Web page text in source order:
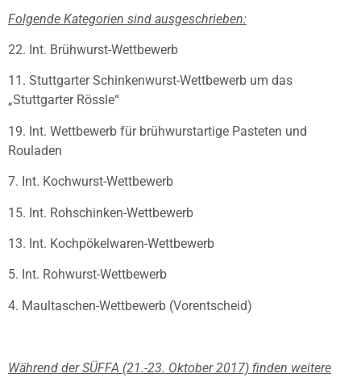
Folgende Kategorien sind ausgeschrieben:
22. Int. Brühwurst-Wettbewerb
11. Stuttgarter Schinkenwurst-Wettbewerb um das
„Stuttgarter Rössle“
19. Int. Wettbewerb für brühwurstartige Pasteten und
Rouladen
7. Int. Kochwurst-Wettbewerb
15. Int. Rohschinken-Wettbewerb
13. Int. Kochpökelwaren-Wettbewerb
5. Int. Rohwurst-Wettbewerb
4. Maultaschen-Wettbewerb (Vorentscheid)
Während der SÜFFA (21.-23. Oktober 2017) finden weitere